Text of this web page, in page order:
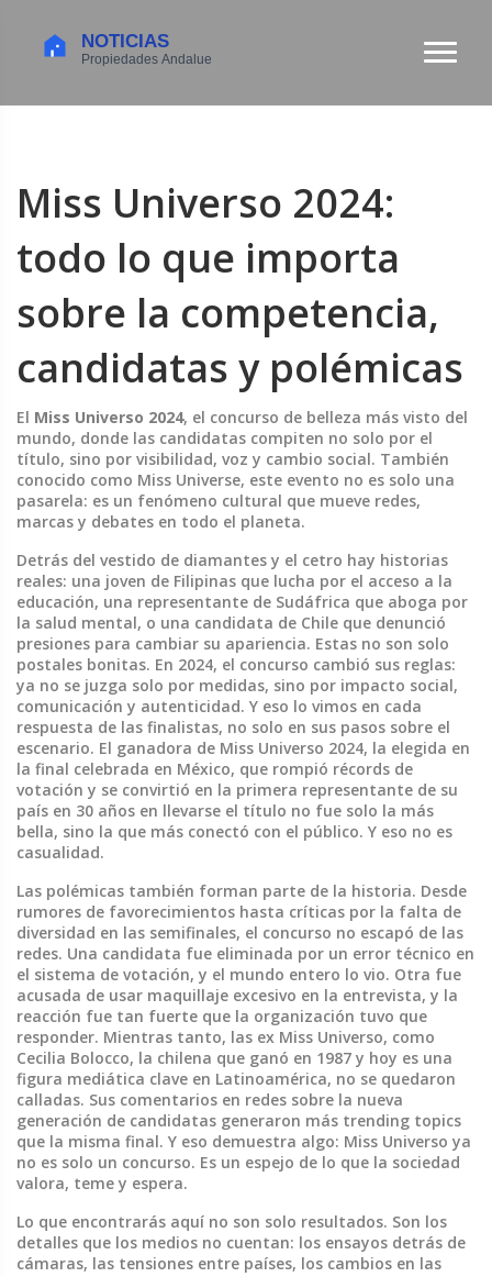
Miss Universo 2024:
todo lo que importa
sobre la competencia,
candidatas y polémicas
El Miss Universo 2024, el concurso de belleza más visto del
mundo, donde las candidatas compiten no solo por el
título, sino por visibilidad, voz y cambio social. También
conocido como Miss Universe, este evento no es solo una
pasarela: es un fenómeno cultural que mueve redes,
marcas y debates en todo el planeta.
Detrás del vestido de diamantes y el cetro hay historias
reales: una joven de Filipinas que lucha por el acceso a la
educación, una representante de Sudáfrica que aboga por
la salud mental, o una candidata de Chile que denunció
presiones para cambiar su apariencia. Estas no son solo
postales bonitas. En 2024, el concurso cambió sus reglas:
ya no se juzga solo por medidas, sino por impacto social,
comunicación y autenticidad. Y eso lo vimos en cada
respuesta de las finalistas, no solo en sus pasos sobre el
escenario. El ganadora de Miss Universo 2024, la elegida en
la final celebrada en México, que rompió récords de
votación y se convirtió en la primera representante de su
país en 30 años en llevarse el título no fue solo la más
bella, sino la que más conectó con el público. Y eso no es
casualidad.
Las polémicas también forman parte de la historia. Desde
rumores de favorecimientos hasta críticas por la falta de
diversidad en las semifinales, el concurso no escapó de las
redes. Una candidata fue eliminada por un error técnico en
el sistema de votación, y el mundo entero lo vio. Otra fue
acusada de usar maquillaje excesivo en la entrevista, y la
reacción fue tan fuerte que la organización tuvo que
responder. Mientras tanto, las ex Miss Universo, como
Cecilia Bolocco, la chilena que ganó en 1987 y hoy es una
figura mediática clave en Latinoamérica, no se quedaron
calladas. Sus comentarios en redes sobre la nueva
generación de candidatas generaron más trending topics
que la misma final. Y eso demuestra algo: Miss Universo ya
no es solo un concurso. Es un espejo de lo que la sociedad
valora, teme y espera.
Lo que encontrarás aquí no son solo resultados. Son los
detalles que los medios no cuentan: los ensayos detrás de
cámaras, las tensiones entre países, los cambios en las